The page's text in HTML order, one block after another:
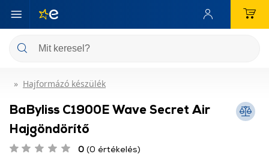
Hajformázó készülék
BaByliss C1900E Wave Secret Air
Hajgöndörítő
0 (0 értékelés)